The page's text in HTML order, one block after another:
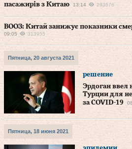
пасажирів з Китаю
13:14 293676
ВООЗ: Китай занижує показники
09:05 313955
Пятница, 20 августа 2021
решение
Эрдоган ввел
Турции для
за COVID-19
Пятница, 18 июня 2021